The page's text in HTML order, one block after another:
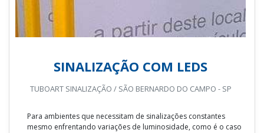
SINALIZAÇÃO COM LEDS
TUBOART SINALIZAÇÃO / SÃO BERNARDO DO CAMPO - SP
Para ambientes que necessitam de sinalizações constantes
mesmo enfrentando variações de luminosidade, como é o caso